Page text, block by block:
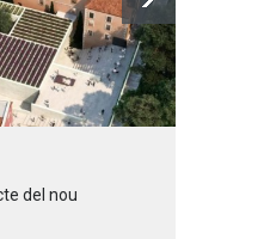
del nou